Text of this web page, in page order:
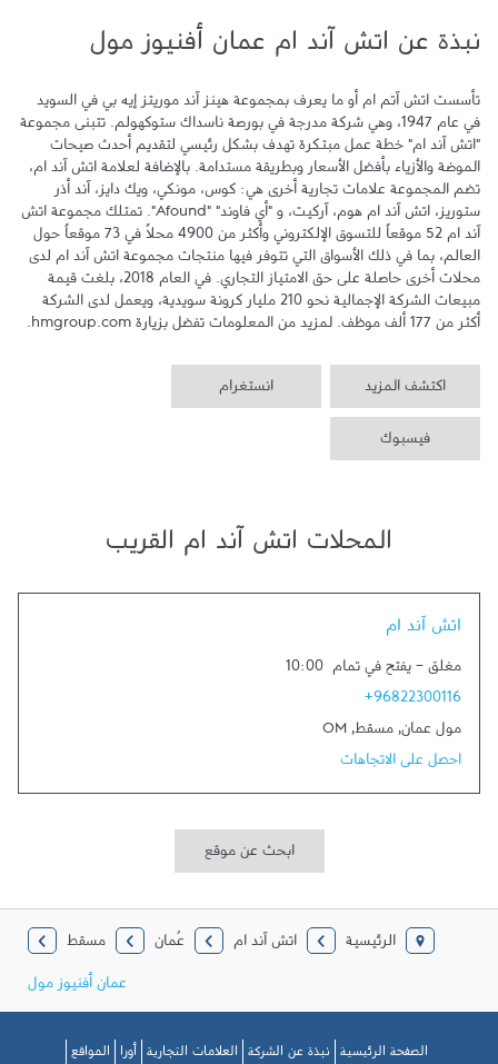
نبذة عن اتش آند ام عمان أفنيوز مول
تضم المجموعة علامات تجارية أخرى هي: كوس، مونكي، ويك دايز، آند أذر
أكثر من 177 ألف موظف. لمزيد من المعلومات تفضل بزيارة hmgroup.com.
اكتشف المزيد انستغرام
فيسبوك
المحلات اتش آند ام القريب
اتش آند ام
مغلق - يفتح في تمام 10:00
+96822300116
مول عمان, مسقط,
OM
احصل على الاتجاهات
ابحث عن موقع
الرئيسية اتش آند ام عُمان
مسقط
عمان أفنيوز مول
الصفحة الرئيسية نبذة عن الشركة العلامات التجارية أورا المواقع